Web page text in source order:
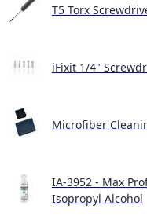
T5 Torx
iFixit 1/4"
Microfiber
IA-3952 - Max
Isopropyl Alcohol